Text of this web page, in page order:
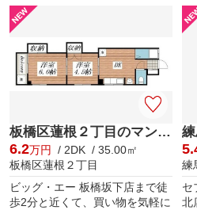
板橋区蓮根２丁目のマンション
6.2万円
/ 2DK / 35.00㎡
板橋区蓮根２丁目
ビッグ・エー 板橋坂下店まで徒
歩2分と近くて、買い物を気軽に
練
セ
北